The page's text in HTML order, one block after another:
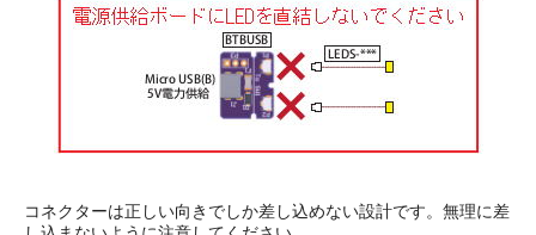
コネクターは正しい向きでしか差し込めない設計です。無理に差